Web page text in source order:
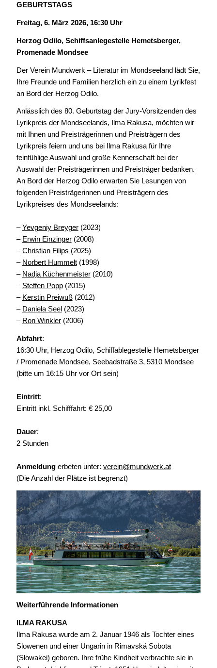
GEBURTSTAGS
Freitag, 6. März 2026, 16:30 Uhr
Herzog Odilo, Schiffsanlegestelle Hemetsberger,
Promenade Mondsee
Der Verein Mundwerk – Literatur im Mondseeland lädt Sie,
Ihre Freunde und Familien herzlich ein zu einem Lyrikfest
an Bord der Herzog Odilo.
Anlässlich des 80. Geburtstag der Jury-Vorsitzenden des
Lyrikpreis der Mondseelands, Ilma Rakusa, möchten wir
mit Ihnen und Preisträgerinnen und Preisträgern des
Lyrikpreis feiern und uns bei Ilma Rakusa für Ihre
feinfühlige Auswahl und große Kennerschaft bei der
Auswahl der Preisträgerinnen und Preisträger bedanken.
An Bord der Herzog Odilo erwarten Sie Lesungen von
folgenden Preisträgerinnen und Preisträgern des
Lyrikpreises des Mondseelands:
–Yevgeniy Breyger(2023)
– Erwin Einzinger(2008)
–Christian Filips (2025)
– Norbert Hummelt(1998)
– Nadja Küchenmeister(2010)
– Steffen Popp(2015)
– Kerstin Preiwuß(2012)
– Daniela Seel(2023)
– Ron Winkler(2006)
Abfahrt:
16:30 Uhr, Herzog Odilo, Schiffablegestelle Hemetsberger
/ Promenade Mondsee, Seebadstraße 3, 5310 Mondsee
(bitte um 16:15 Uhr vor Ort sein)
Eintritt:
Eintritt inkl. Schifffahrt: € 25,00
Dauer:
2 Stunden
Anmeldung erbeten unter: verein@mundwerk.at
(Die Anzahl der Plätze ist begrenzt)
Weiterführende Informationen
ILMA RAKUSA
Ilma Rakusa wurde am 2. Januar 1946 als Tochter eines
Slowenen und einer Ungarin in Rimavská Sobota
(Slowakei) geboren. Ihre frühe Kindheit verbrachte sie in